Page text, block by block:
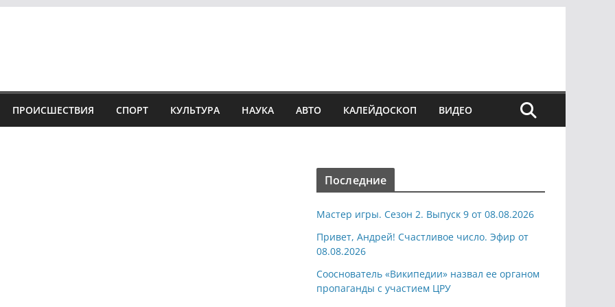
ПРОИСШЕСТВИЯ СПОРТ КУЛЬТУРА НАУКА АВТО КАЛЕЙДОСКОП ВИДЕО
Последние
Мастер игры. Сезон 2. Выпуск 9 от 08.08.2026
Привет, Андрей! Счастливое число. Эфир от
08.08.2026
Сооснователь «Википедии» назвал ее органом
пропаганды с участием ЦРУ